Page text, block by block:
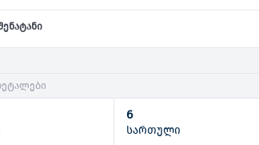
6
სართული